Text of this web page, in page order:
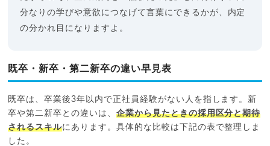
分なりの学びや意欲につなげて言葉にできるかが、内定
の分かれ目になりますよ。
既卒・新卒・第二新卒の違い早見表
既卒は、卒業後3年以内で正社員経験がない人を指します。新
卒や第二新卒との違いは、 企業から見たときの採用区分と期待
されるスキルにあります。具体的な比較は下記の表で整理しま
した。